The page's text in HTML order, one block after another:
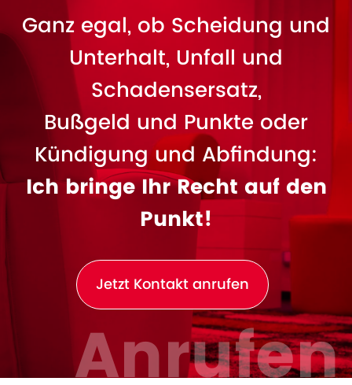
Ganz egal, ob Scheidung und
Unterhalt, Unfall und
Schadensersatz,
Bußgeld und Punkte oder
Kündigung und Abfindung:
Ich bringe Ihr Recht auf den
Punkt!
Jetzt Kontakt anrufen
Anrufen